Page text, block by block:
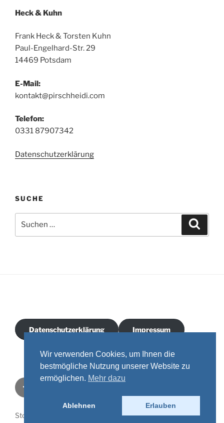
Heck & Kuhn
Frank Heck & Torsten Kuhn
Paul-Engelhard-Str. 29
14469 Potsdam
E-Mail:
kontakt@pirschheidi.com
Telefon:
0331 87907342
Datenschutzerklärung
SUCHE
nach:
Datenschutzerklärung Impressum
FacebookInstagramYoutubeEmail
Stolz präsentiert von WordPress
Wir verwenden Cookies, um Ihnen die
bestmögliche Nutzung unserer Website zu
ermöglichen. Mehr dazu
Ablehnen Erlauben